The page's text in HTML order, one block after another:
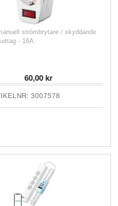
strömbrytare / skyddande
- 16A
60,00kr
3007578